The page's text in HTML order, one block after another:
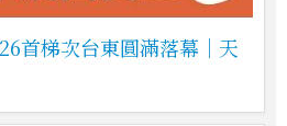
首梯次台東圓滿落幕｜天